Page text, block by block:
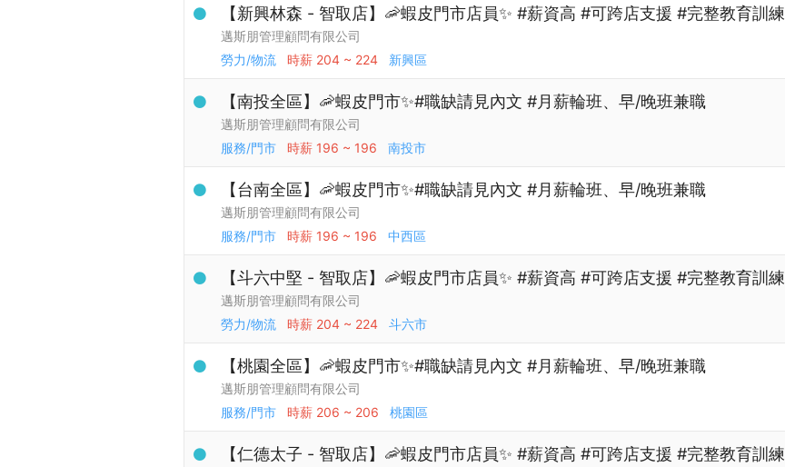
【新興林森 - 智取店】🦐蝦皮門市店員✨ #薪資高 #可跨店支援 #完整教育訓練
邁斯朋管理顧問有限公司
勞力/物流
時薪 204 ~ 224 新興區
【南投全區】🦐蝦皮門市✨#職缺請見內文 #月薪輪班、早/晚班兼職
邁斯朋管理顧問有限公司
服務/門市
時薪 196 ~ 196 南投市
【台南全區】🦐蝦皮門市✨#職缺請見內文 #月薪輪班、早/晚班兼職
邁斯朋管理顧問有限公司
服務/門市
時薪 196 ~ 196 中西區
【斗六中堅 - 智取店】🦐蝦皮門市店員✨ #薪資高 #可跨店支援 #完整教育訓練
邁斯朋管理顧問有限公司
勞力/物流
時薪 204 ~ 224 斗六市
【桃園全區】🦐蝦皮門市✨#職缺請見內文 #月薪輪班、早/晚班兼職
邁斯朋管理顧問有限公司
服務/門市
時薪 206 ~ 206 桃園區
【仁德太子 - 智取店】🦐蝦皮門市店員✨ #薪資高 #可跨店支援 #完整教育訓練